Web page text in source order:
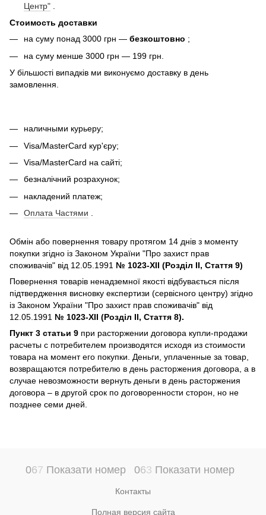
Центр"
Стоимость доставки
на суму понад 3000 грн — безкоштовно ;
на суму менше 3000 грн — 199 грн.
У більшості випадків ми виконуємо доставку в день
замовлення.
наличными курьеру;
Visa/MasterCard кур'єру;
Visa/MasterCard на сайті;
безналічний розрахунок;
накладений платеж;
Оплата Частями
Обмін або повернення товару протягом 14 днів з моменту
покупки згідно із Законом України "Про захист прав
споживачів" від 12.05.1991 № 1023-XII (Розділ II, Стаття 9)
Повернення товарів ненадземної якості відбувається після
підтвердження висновку експертизи (сервісного центру) згідно
із Законом України "Про захист прав споживачів" від
12.05.1991 № 1023-XII (Розділ II, Стаття 8).
Пункт 3 статьи 9 при расторжении договора купли-продажи
расчеты с потребителем производятся исходя из стоимости
товара на момент его покупки. Деньги, уплаченные за товар,
возвращаются потребителю в день расторжения договора, а в
случае невозможности вернуть деньги в день расторжения
договора – в другой срок по договоренности сторон, но не
позднее семи дней.
067 Показати номер 063 Показати номер
Контакты
Полная версия сайта